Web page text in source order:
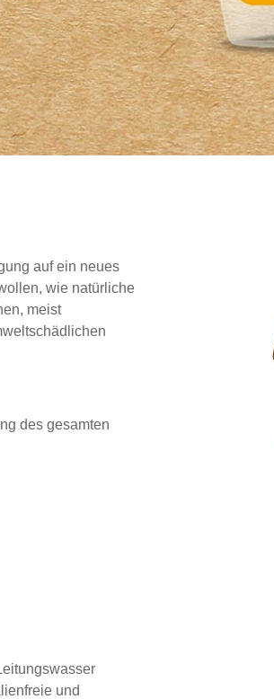
auf ein neues
wie natürliche
meist
des gesamten
und